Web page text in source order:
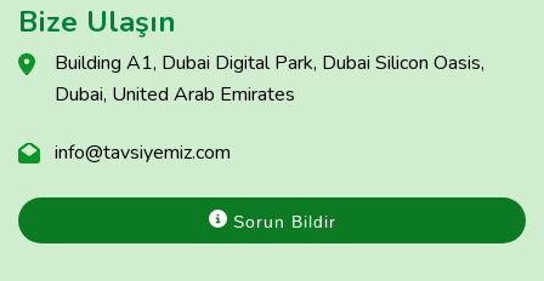
Bize Ulaşın
Building A1, Dubai Digital Park, Dubai Silicon Oasis,
Dubai, United Arab Emirates
info@tavsiyemiz.com
Sorun Bildir